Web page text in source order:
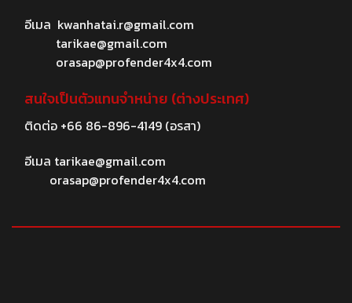
อีเมล kwanhatai.r@gmail.com
tarikae@gmail.com
orasap@profender4x4.com
สนใจเป็นตัวแทนจำหน่าย (ต่างประเทศ)
ติดต่อ +66 86-896-4149(อรสา)
อีเมล tarikae@gmail.com
orasap@profender4x4.com